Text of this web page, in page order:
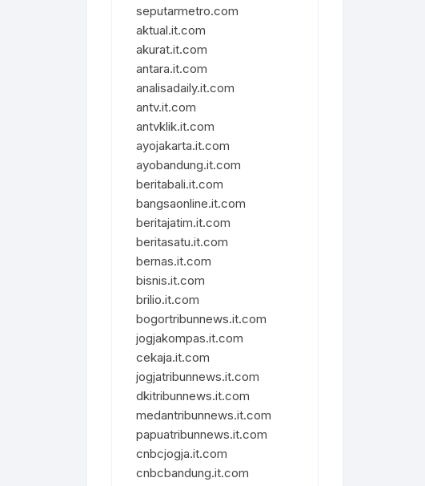
seputarmetro.com
aktual.it.com
akurat.it.com
antara.it.com
analisadaily.it.com
antv.it.com
antvklik.it.com
ayojakarta.it.com
ayobandung.it.com
beritabali.it.com
bangsaonline.it.com
beritajatim.it.com
beritasatu.it.com
bernas.it.com
bisnis.it.com
brilio.it.com
bogortribunnews.it.com
jogjakompas.it.com
cekaja.it.com
jogjatribunnews.it.com
dkitribunnews.it.com
medantribunnews.it.com
papuatribunnews.it.com
cnbcjogja.it.com
cnbcbandung.it.com